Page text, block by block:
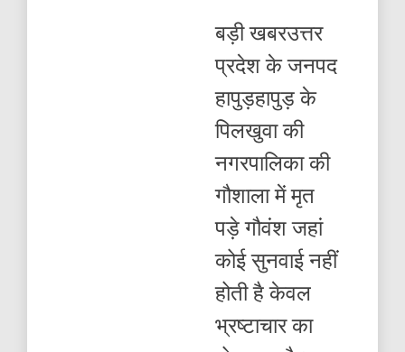
मृत
पड़े
गौवंश
कोई
सुनवाई
नहीं
होती
बड़ी खबरउत्तर
प्रदेश के जनपद
हापुड़हापुड़ के
पिलखुवा की
नगरपालिका की
गौशाला में मृत
पड़े गौवंश जहां
कोई सुनवाई नहीं
होती है केवल
भ्रष्टाचार का